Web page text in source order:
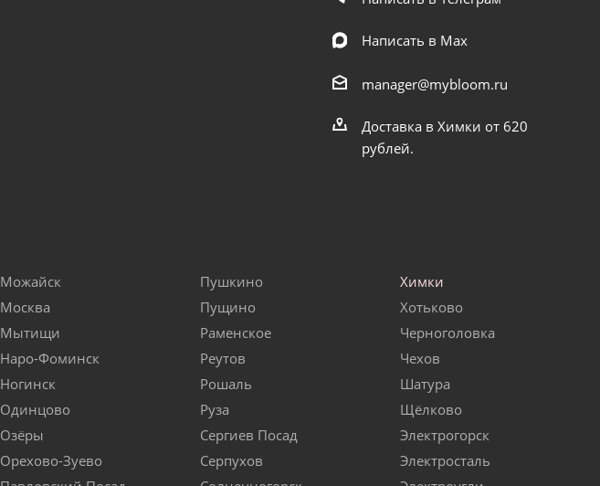
Написать в Мах
manager@mybloom.ru
Доставка в Химки от 620
рублей.
Можайск
Москва
Мытищи
Наро-Фоминск
Ногинск
Одинцово
Озёры
Орехово-Зуево
Пушкино
Пущино
Раменское
Реутов
Рошаль
Руза
Сергиев Посад
Серпухов
Химки
Хотьково
Черноголовка
Чехов
Шатура
Щёлково
Электрогорск
Электросталь